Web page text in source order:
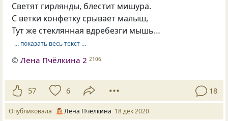
Светят гирлянды, блестит мишура.
С ветки конфетку срывает малыш,
Тут же стеклянная вдребезги мышь…
… показать весь текст …
©Лена Пчёлкина 2 2106
57 6 18
Опубликовала Лена Пчёлкина 18 дек 2020